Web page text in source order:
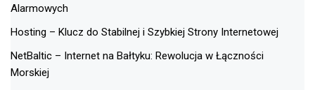
Alarmowych
Hosting – Klucz do Stabilnej i Szybkiej Strony Internetowej
NetBaltic – Internet na Bałtyku: Rewolucja w Łączności
Morskiej